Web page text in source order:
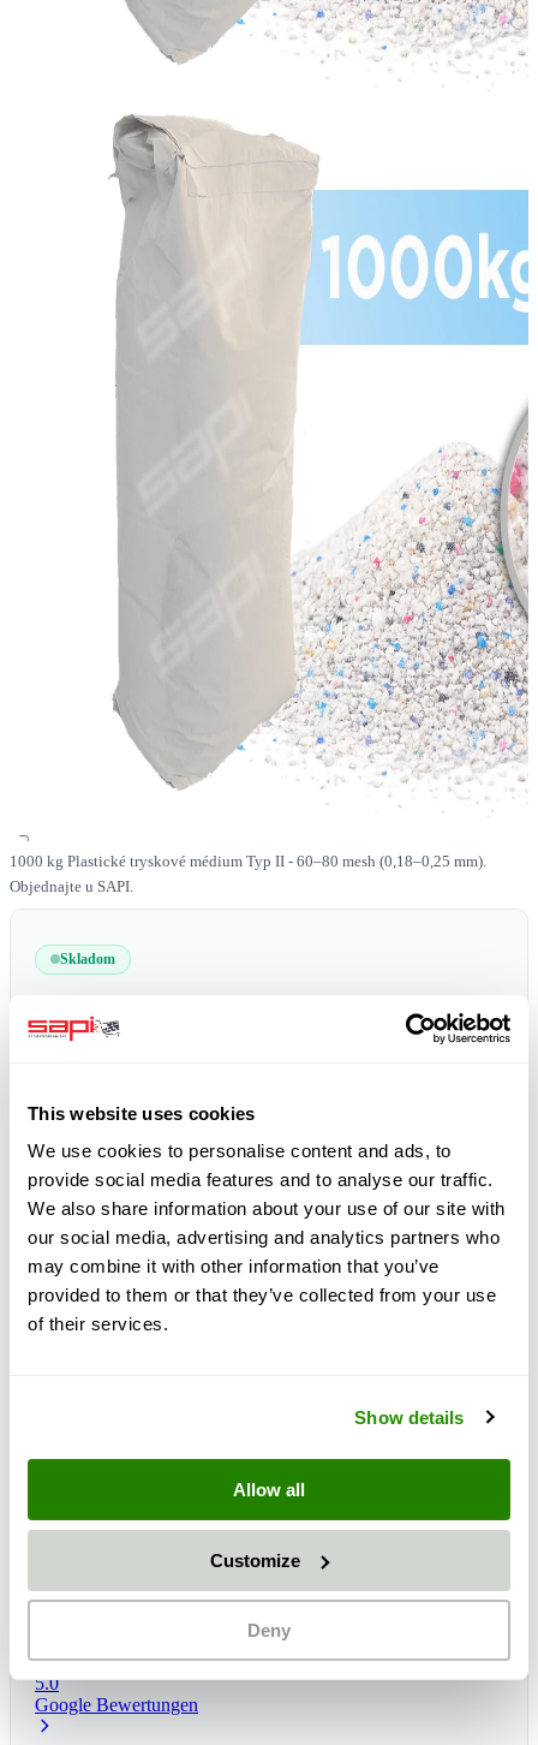
This website uses cookies
We use cookies to personalise content and ads, to
provide social media features and to analyse our traffic.
We also share information about your use of our site with
our social media, advertising and analytics partners who
may combine it with other information that you’ve
provided to them or that they’ve collected from your use
of their services.
Show details
Allow all
Customize
Deny
1000 kg Plastické tryskové médium Typ II - 60–80 mesh (0,18–0,25 mm).
Objednajte u SAPI.
Skladom
SKU 0519-PLAST-II-60-80-1000
Očakávané doručenie: st, 12 aug*
5.0
Google Bewertungen